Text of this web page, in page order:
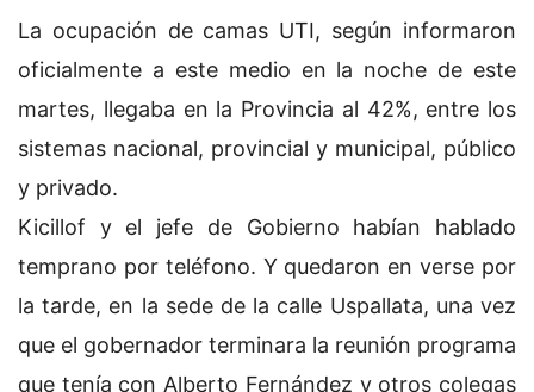
La ocupación de camas UTI, según informaron
oficialmente a este medio en la noche de este
martes, llegaba en la Provincia al 42%, entre los
sistemas nacional, provincial y municipal, público
y privado.
Kicillof y el jefe de Gobierno habían hablado
temprano por teléfono. Y quedaron en verse por
la tarde, en la sede de la calle Uspallata, una vez
que el gobernador terminara la reunión programa
que tenía con Alberto Fernández y otros colegas